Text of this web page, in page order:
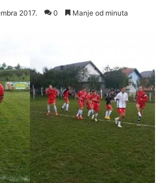
2017. 0 Manje od minuta